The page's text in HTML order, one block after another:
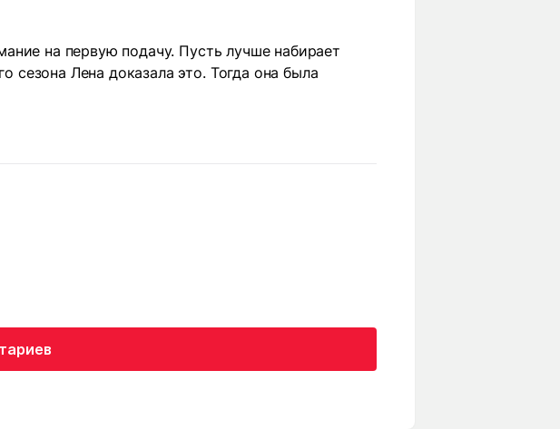
на первую подачу. Пусть лучше набирает
Лена доказала это. Тогда она была